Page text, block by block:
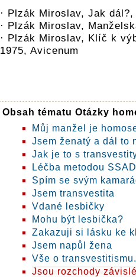
· Plzák Miroslav, Jak dál?,
· Plzák Miroslav,
· Plzák Miroslav, Klíč k
1975, Avicenum
Obsah tématu Otázky
Můj manžel je
Jsem ženatý a dál to
Jak je to s
Léčba metodou SSAD
Spím se svým
Jsem transvestita
Vdané lesbičky
Mohu být lesbička?
Zakazuji si lásku ke
Jsem napůl žena
Vše o
Jsou rozchody